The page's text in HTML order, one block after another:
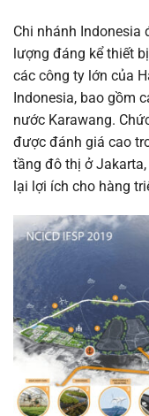
Chi nhánh Indonesia
lượng đáng kể thiết
các công ty lớn của
Indonesia, bao gồm
nước Karawang.
được đánh giá cao
tầng đô thị ở
lại lợi ích cho hàng